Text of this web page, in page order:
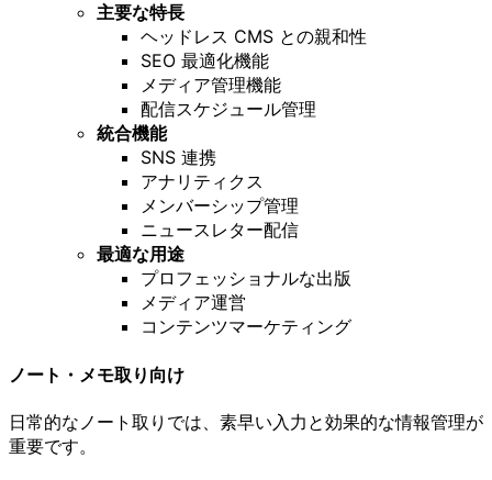
主要な特長
ヘッドレス CMS との親和性
SEO 最適化機能
メディア管理機能
配信スケジュール管理
統合機能
SNS 連携
アナリティクス
メンバーシップ管理
ニュースレター配信
最適な用途
プロフェッショナルな出版
メディア運営
コンテンツマーケティング
ノート・メモ取り向け
日常的なノート取りでは、素早い入力と効果的な情報管理が
重要です。